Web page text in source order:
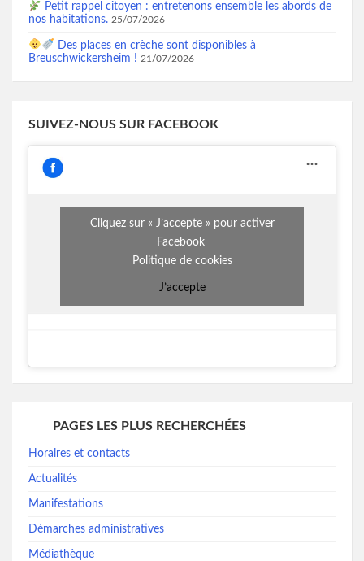
Petit rappel citoyen : entretenons ensemble les abords de
nos habitations. 25/07/2026
Des places en crèche sont disponibles à
Breuschwickersheim ! 21/07/2026
SUIVEZ-NOUS SUR FACEBOOK
Cliquez sur « J’accepte » pour activer
Facebook
Politique de cookies
J’accepte
PAGES LES PLUS RECHERCHÉES
Horaires et contacts
Actualités
Manifestations
Démarches administratives
Médiathèque